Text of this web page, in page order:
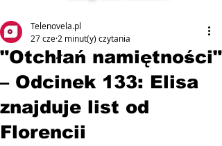
"Otchłań namiętności"
– Odcinek 133: Elisa
znajduje list od
Florencii
Telenovela.pl
27 cze 2 minut(y) czytania